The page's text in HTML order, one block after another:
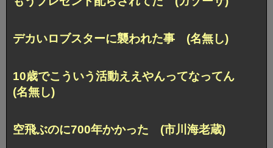
デカいロブスターに襲われた事 (名無し)
10歳でこういう活動ええやんってなってん
(名無し)
空飛ぶのに700年かかった (市川海老蔵)